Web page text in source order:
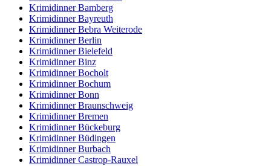
Krimidinner Bamberg
Krimidinner Bayreuth
Krimidinner Bebra Weiterode
Krimidinner Berlin
Krimidinner Bielefeld
Krimidinner Binz
Krimidinner Bocholt
Krimidinner Bochum
Krimidinner Bonn
Krimidinner Braunschweig
Krimidinner Bremen
Krimidinner Bückeburg
Krimidinner Büdingen
Krimidinner Burbach
Krimidinner Castrop-Rauxel